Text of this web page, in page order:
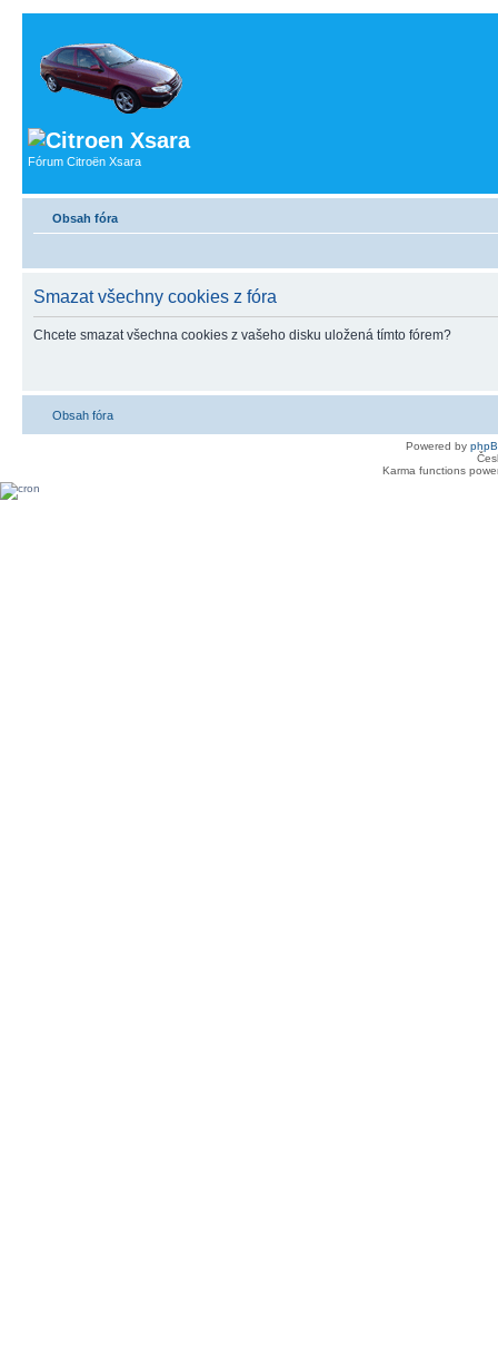
Fórum Citroën Xsara
Obsah fóra
Smazat všechny cookies z fóra
Chcete smazat všechna cookies z vašeho disku uložená tímto fórem?
Obsah fóra
Powered by
Karma functions